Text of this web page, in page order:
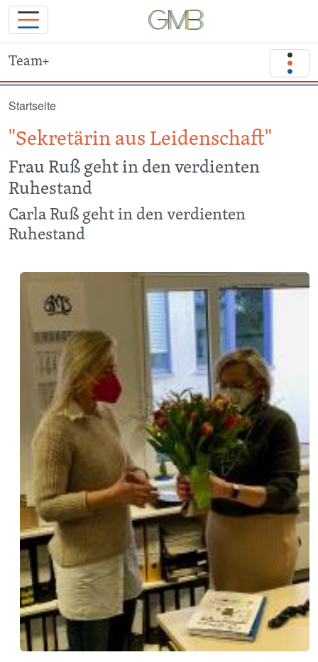
Team+
Startseite
"Sekretärin aus Leidenschaft"
Frau Ruß geht in den verdienten
Ruhestand
Carla Ruß geht in den verdienten
Ruhestand
Image